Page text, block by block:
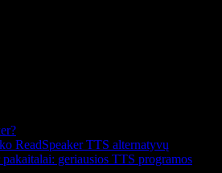
ReadSpeaker TTS alternatyvų
geriausios TTS programos